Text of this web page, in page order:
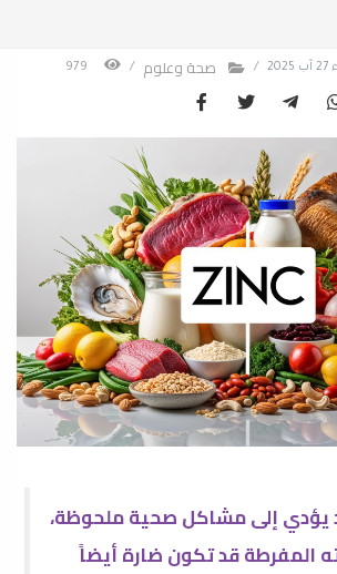
/ صحة وعلوم /
يؤدي إلى مشاكل صحية ملحوظة،
المفرطة قد تكون ضارة أيضاً